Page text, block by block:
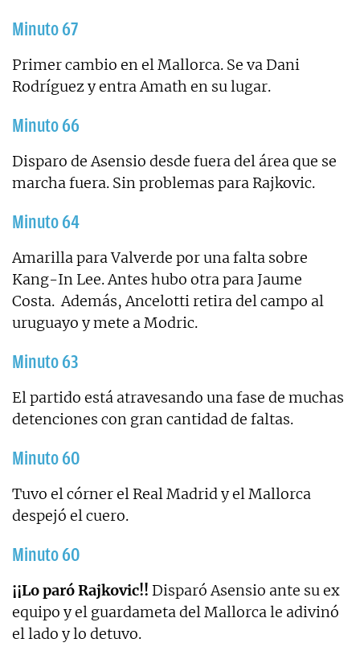
Minuto 67
Primer cambio en el Mallorca. Se va Dani
Rodríguez y entra Amath en su lugar.
Minuto 66
Disparo de Asensio desde fuera del área que se
marcha fuera. Sin problemas para Rajkovic.
Minuto 64
Amarilla para Valverde por una falta sobre
Kang-In Lee. Antes hubo otra para Jaume
Costa. Además, Ancelotti retira del campo al
uruguayo y mete a Modric.
Minuto 63
El partido está atravesando una fase de muchas
detenciones con gran cantidad de faltas.
Minuto 60
Tuvo el córner el Real Madrid y el Mallorca
despejó el cuero.
Minuto 60
¡¡Lo paró Rajkovic!! Disparó Asensio ante su ex
equipo y el guardameta del Mallorca le adivinó
el lado y lo detuvo.